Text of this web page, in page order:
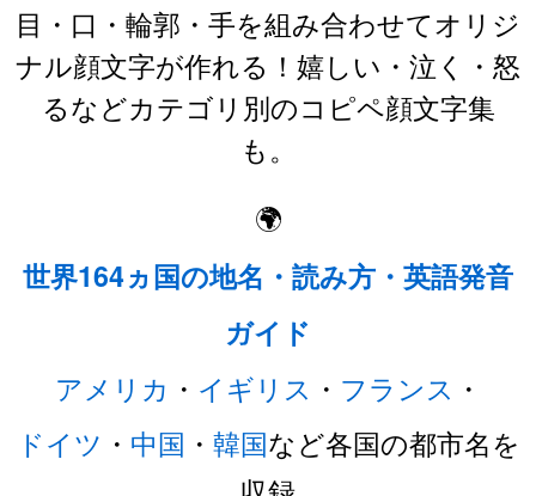
目・口・輪郭・手を組み合わせてオリジ
ナル顔文字が作れる！嬉しい・泣く・怒
るなどカテゴリ別のコピペ顔文字集
も。
🌍
世界164ヵ国の地名・読み方・英語発音
ガイド
アメリカ ・ イギリス ・ フランス ・
ドイツ ・ 中国 ・ 韓国など各国の都市名を